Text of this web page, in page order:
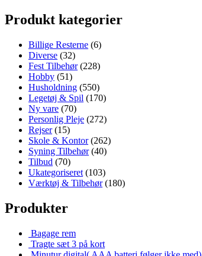
Produkt kategorier
Billige Resterne (6)
Diverse (32)
Fest Tilbehør (228)
Hobby (51)
Husholdning (550)
Legetøj & Spil (170)
Ny vare (70)
Personlig Pleje (272)
Rejser (15)
Skole & Kontor (262)
Syning Tilbehør (40)
Tilbud (70)
Ukategoriseret (103)
Værktøj & Tilbehør (180)
Produkter
Bagage rem
Tragte sæt 3 på kort